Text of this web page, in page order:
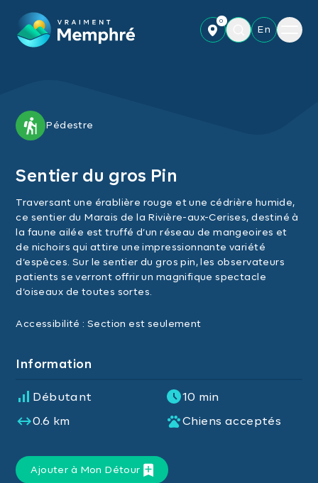
0
En
Menu
Pédestre
Sentier du gros Pin
Traversant une érablière rouge et une cédrière humide,
ce sentier du Marais de la Rivière-aux-Cerises, destiné à
la faune ailée est truffé d’un réseau de mangeoires et
de nichoirs qui attire une impressionnante variété
d’espèces. Sur le sentier du gros pin, les observateurs
patients se verront offrir un magnifique spectacle
d’oiseaux de toutes sortes.
Accessibilité : Section est seulement
Information
Débutant 10 min
0.6 km Chiens acceptés
Ajouter à Mon Détour